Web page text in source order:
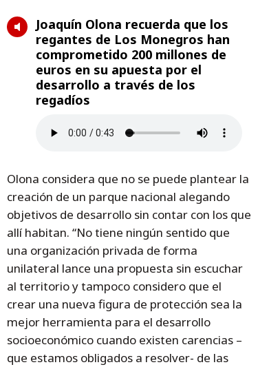
Joaquín Olona recuerda que los
regantes de Los Monegros han
comprometido 200 millones de
euros en su apuesta por el
desarrollo a través de los
regadíos
Olona considera que no se puede plantear la
creación de un parque nacional alegando
objetivos de desarrollo sin contar con los que
allí habitan. “No tiene ningún sentido que
una organización privada de forma
unilateral lance una propuesta sin escuchar
al territorio y tampoco considero que el
crear una nueva figura de protección sea la
mejor herramienta para el desarrollo
socioeconómico cuando existen carencias –
que estamos obligados a resolver- de las